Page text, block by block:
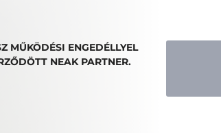
MŰKÖDÉSI ENGEDÉLLYEL
NEAK PARTNER.